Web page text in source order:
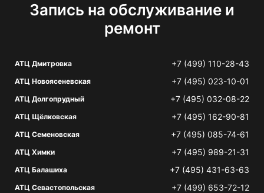
Запись на обслуживание и
ремонт
АТЦ Дмитровка +7 (499) 110-28-43
АТЦ Новоясеневская +7 (495) 023-10-01
АТЦ Долгопрудный +7 (495) 032-08-22
АТЦ Щёлковская +7 (495) 162-90-81
АТЦ Семеновская +7 (495) 085-74-61
АТЦ Химки +7 (495) 989-21-31
АТЦ Балашиха +7 (495) 431-63-63
АТЦ Севастопольская +7 (499) 653-72-12